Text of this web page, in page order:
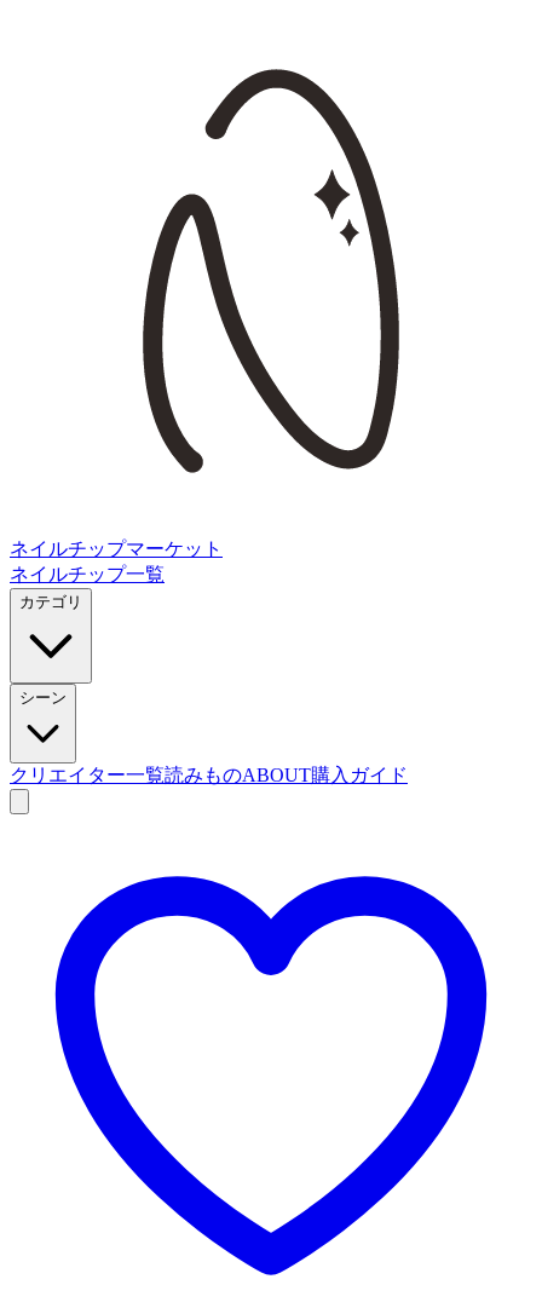
ネイルチップマーケット
ネイルチップ一覧
カテゴリ
シーン
クリエイター一覧読みものABOUT購入ガイド